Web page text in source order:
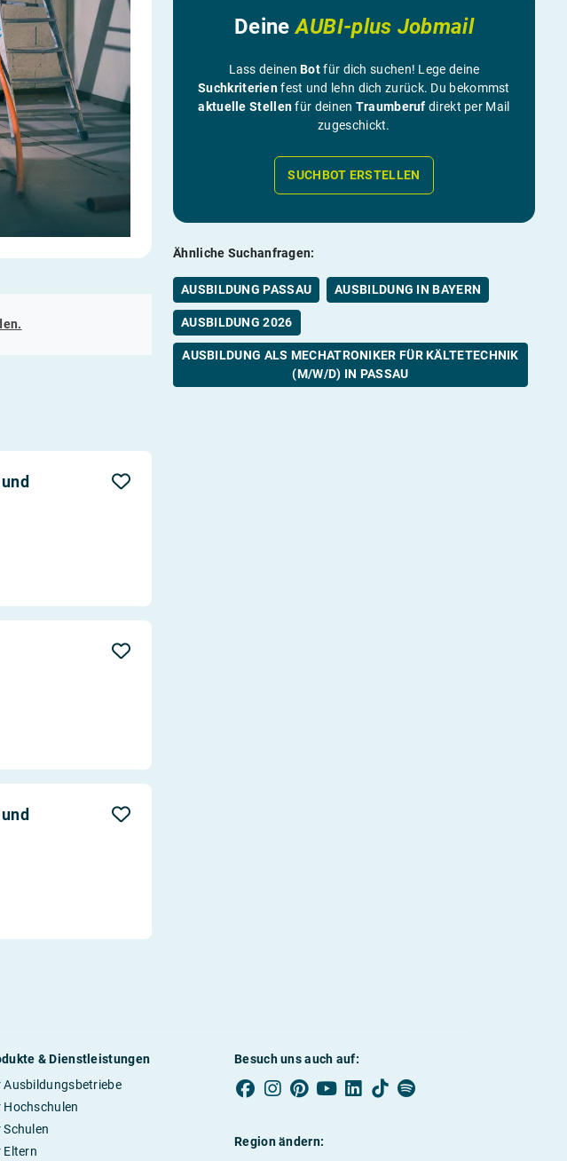
DeineAUBI-plus Jobmail
Lass deinenBotfür dich suchen! Lege deine
Suchkriterienfest und lehn dich zurück. Du bekommst
aktuelle Stellenfür deinen Traumberuf direkt per Mail
zugeschickt.
SUCHBOT ERSTELLEN
Ähnliche Suchanfragen:
AUSBILDUNG PASSAU AUSBILDUNG IN BAYERN
AUSBILDUNG 2026
AUSBILDUNG ALS MECHATRONIKER FÜR KÄLTETECHNIK
(M/W/D) IN PASSAU
& Dienstleistungen
Ausbildungsbetriebe
Hochschulen
Schulen
Eltern
Besuch uns auch auf:
Region ändern: